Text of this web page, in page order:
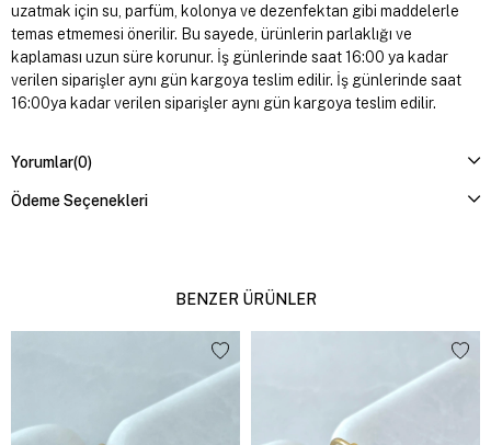
uzatmak için su, parfüm, kolonya ve dezenfektan gibi maddelerle
temas etmemesi önerilir. Bu sayede, ürünlerin parlaklığı ve
kaplaması uzun süre korunur. İş günlerinde saat 16:00 ya kadar
verilen siparişler aynı gün kargoya teslim edilir. İş günlerinde saat
16:00ya kadar verilen siparişler aynı gün kargoya teslim edilir.
Yorumlar(0)
Ödeme Seçenekleri
BENZER ÜRÜNLER